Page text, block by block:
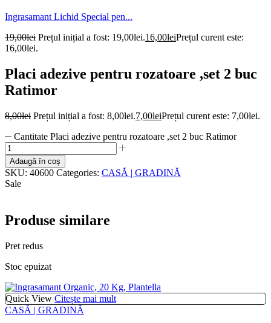
Ingrasamant Lichid Special pen...
19,00lei Prețul inițial a fost: 19,00lei.16,00leiPrețul curent este:
16,00lei.
Placi adezive pentru rozatoare ,set 2 buc
Ratimor
8,00lei Prețul inițial a fost: 8,00lei.7,00leiPrețul curent este: 7,00lei.
Cantitate Placi adezive pentru rozatoare ,set 2 buc Ratimor
Adaugă în coș
SKU: 40600 Categories: CASĂ | GRADINĂ
Sale
Produse similare
Pret redus
Stoc epuizat
Quick View Citește mai mult
CASĂ | GRADINĂ